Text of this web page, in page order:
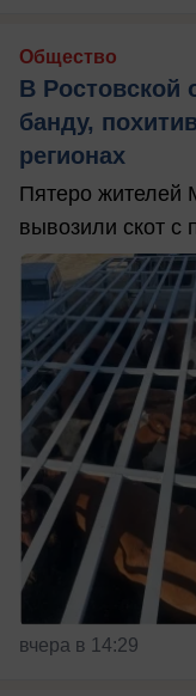
Общество
В Ростовской
банду,
регионах
Пятеро жителей
вывозили скот с
вчера в 14:29